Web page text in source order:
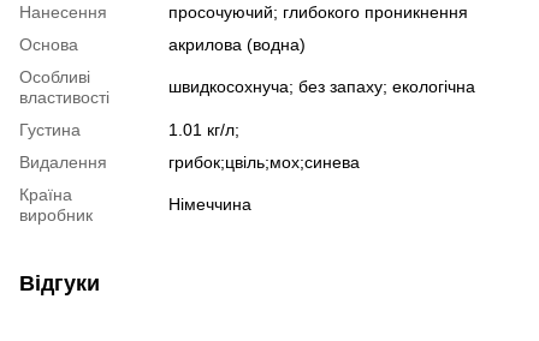
Нанесення
просочуючий; глибокого проникнення
Основа
акрилова (водна)
Особливі
властивості
швидкосохнуча; без запаху; екологічна
Густина
1.01 кг/л;
Видалення
грибок;цвіль;мох;синева
Країна
виробник
Німеччина
Відгуки